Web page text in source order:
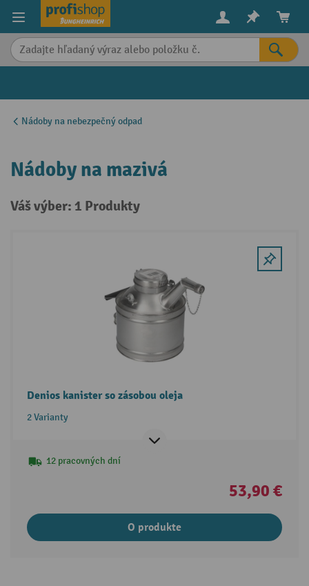
content
Nádoby na nebezpečný odpad
Nádoby na mazivá
Váš výber: 1 Produkty
Denios kanister so zásobou oleja
2 Varianty
12 pracovných dní
53,90 €
O produkte